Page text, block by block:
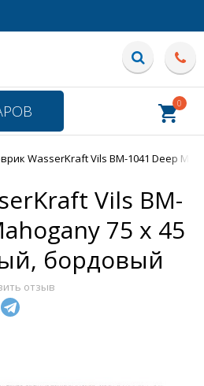
0
WasserKraft Vils BM-1041 Deep
Vils BM-
75 x 45
бордовый
отзыв